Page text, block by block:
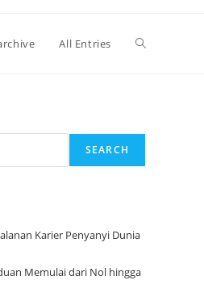
All Entries Toggle
search
SEARCH
Karier Penyanyi Dunia
Memulai dari Nol hingga